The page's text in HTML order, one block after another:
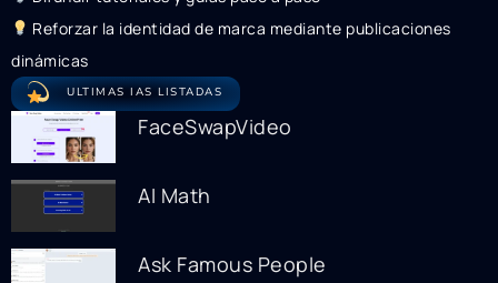
Reforzar la identidad de marca mediante publicaciones
dinámicas
ULTIMAS IAS LISTADAS
FaceSwapVideo
AI Math
Ask Famous People